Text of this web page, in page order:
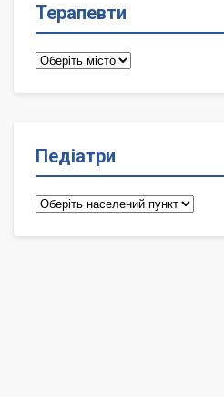
Терапевти
Терапевти
Педіатри
Педіатри